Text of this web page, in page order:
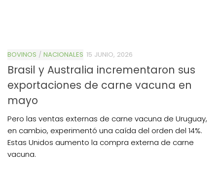
BOVINOS / NACIONALES 15 JUNIO, 2026
Brasil y Australia incrementaron sus
exportaciones de carne vacuna en
mayo
Pero las ventas externas de carne vacuna de Uruguay,
en cambio, experimentó una caída del orden del 14%.
Estas Unidos aumento la compra externa de carne
vacuna.